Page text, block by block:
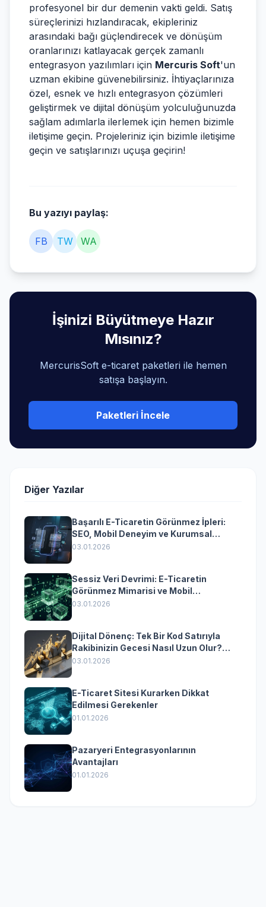
profesyonel bir dur demenin vakti geldi. Satış
süreçlerinizi hızlandıracak, ekipleriniz
arasındaki bağı güçlendirecek ve dönüşüm
oranlarınızı katlayacak gerçek zamanlı
entegrasyon yazılımları için Mercuris Soft'un
uzman ekibine güvenebilirsiniz. İhtiyaçlarınıza
özel, esnek ve hızlı entegrasyon çözümleri
geliştirmek ve dijital dönüşüm yolculuğunuzda
sağlam adımlarla ilerlemek için hemen bizimle
iletişime geçin. Projeleriniz için bizimle iletişime
geçin ve satışlarınızı uçuşa geçirin!
Bu yazıyı paylaş:
FB TW WA
İşinizi Büyütmeye Hazır
Mısınız?
MercurisSoft e-ticaret paketleri ile hemen
satışa başlayın.
Paketleri İncele
Diğer Yazılar
Başarılı E-Ticaretin Görünmez İpleri:
SEO, Mobil Deneyim ve Kurumsal
Yazılımın Kazandıran Senkronizasyonu
03.01.2026
Sessiz Veri Devrimi: E-Ticaretin
Görünmez Mimarisi ve Mobil
Dönüşümün Kurumsal Anahtarı
03.01.2026
Dijital Dönenç: Tek Bir Kod Satırıyla
Rakibinizin Gecesi Nasıl Uzun Olur?
(Kurumsal Yazılımın Güçlü Rolü)
03.01.2026
E-Ticaret Sitesi Kurarken Dikkat
Edilmesi Gerekenler
01.01.2026
Pazaryeri Entegrasyonlarının
Avantajları
01.01.2026